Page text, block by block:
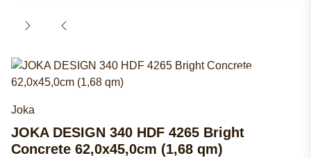
Joka
JOKA DESIGN 340 HDF 4265 Bright
Concrete 62,0x45,0cm (1,68 qm)